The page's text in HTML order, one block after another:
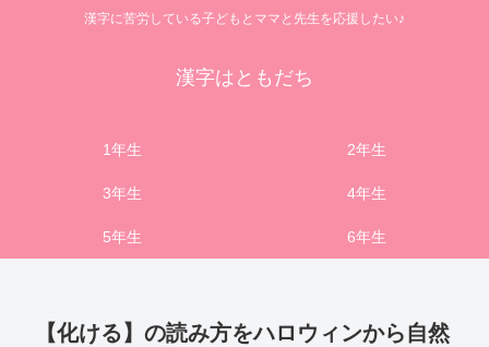
漢字に苦労している子どもとママと先生を応援したい♪
漢字はともだち
1年生 2年生
3年生 4年生
5年生 6年生
【化ける】の読み方をハロウィンから自然